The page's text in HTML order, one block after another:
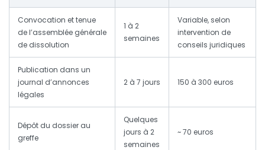
Convocation et tenue
de l’assemblée générale
de dissolution
1 à 2
semaines
Variable, selon
intervention de
conseils juridiques
Publication dans un
journal d’annonces
légales
2 à 7 jours 150 à 300 euros
Dépôt du dossier au
greffe
Quelques
jours à 2
semaines
~ 70 euros